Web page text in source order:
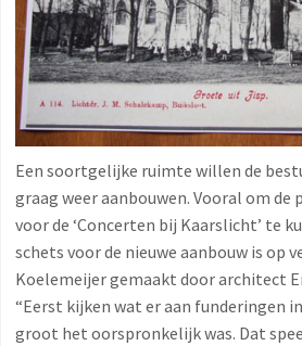
Een soortgelijke ruimte willen de
graag weer aanbouwen. Vooral om de
voor de ‘Concerten bij Kaarslicht’ te
schets voor de nieuwe aanbouw is op
Koelemeijer gemaakt door architect
“Eerst kijken wat er aan funderingen
groot het oorspronkelijk was. Dat